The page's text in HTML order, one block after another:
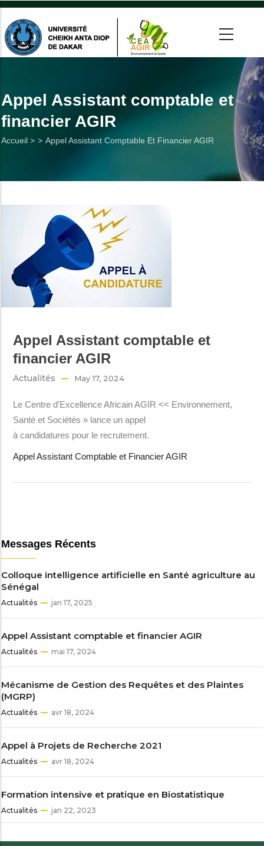
Aller
contenu
principal
Appel Assistant comptable et
financier AGIR
Fil
Accueil > Appel Assistant Comptable Et Financier AGIR
Appel Assistant comptable et
financier AGIR
Actualités May 17, 2024
Le Centre d'Excellence Africain AGIR << Environnement,
Santé et Sociétés » lance un appel
à candidatures pour le recrutement.
Appel Assistant Comptable et Financier AGIR
Messages Récents
Colloque intelligence artificielle en Santé agriculture au
Sénégal
Actualités jan 17, 2025
Appel Assistant comptable et financier AGIR
Actualités mai 17, 2024
Mécanisme de Gestion des Requêtes et des Plaintes
(MGRP)
Actualités avr 18, 2024
Appel à Projets de Recherche 2021
Actualités avr 18, 2024
Formation intensive et pratique en Biostatistique
Actualités jan 22, 2023